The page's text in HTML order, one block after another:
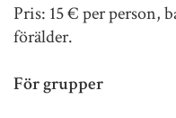
Pris: 15 € per person,
förälder.
För grupper